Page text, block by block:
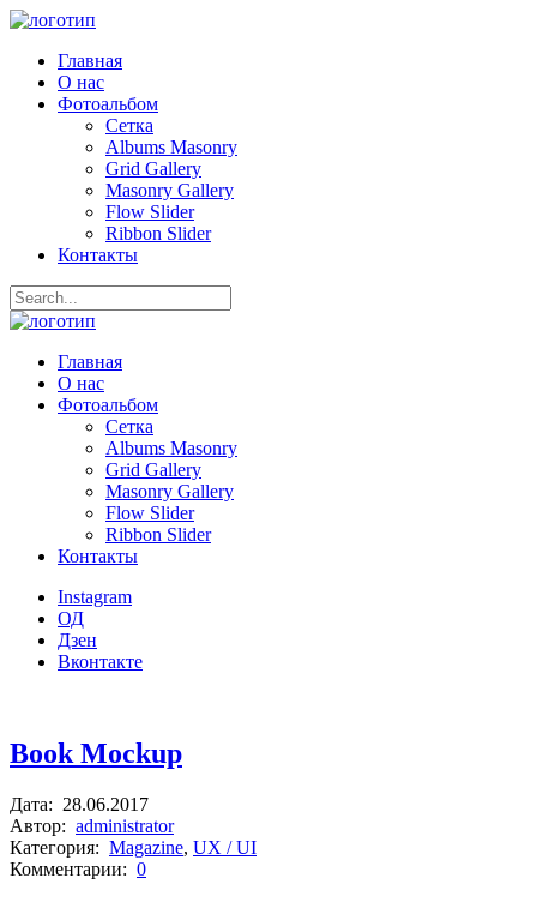
Главная
О нас
Фотоальбом
Сетка
Albums Masonry
Grid Gallery
Masonry Gallery
Flow Slider
Ribbon Slider
Контакты
Главная
О нас
Фотоальбом
Сетка
Albums Masonry
Grid Gallery
Masonry Gallery
Flow Slider
Ribbon Slider
Контакты
Instagram
ОД
Дзен
Вконтакте
Book Mockup
Дата: 28.06.2017
Автор: administrator
Категория: Magazine, UX / UI
Комментарии: 0